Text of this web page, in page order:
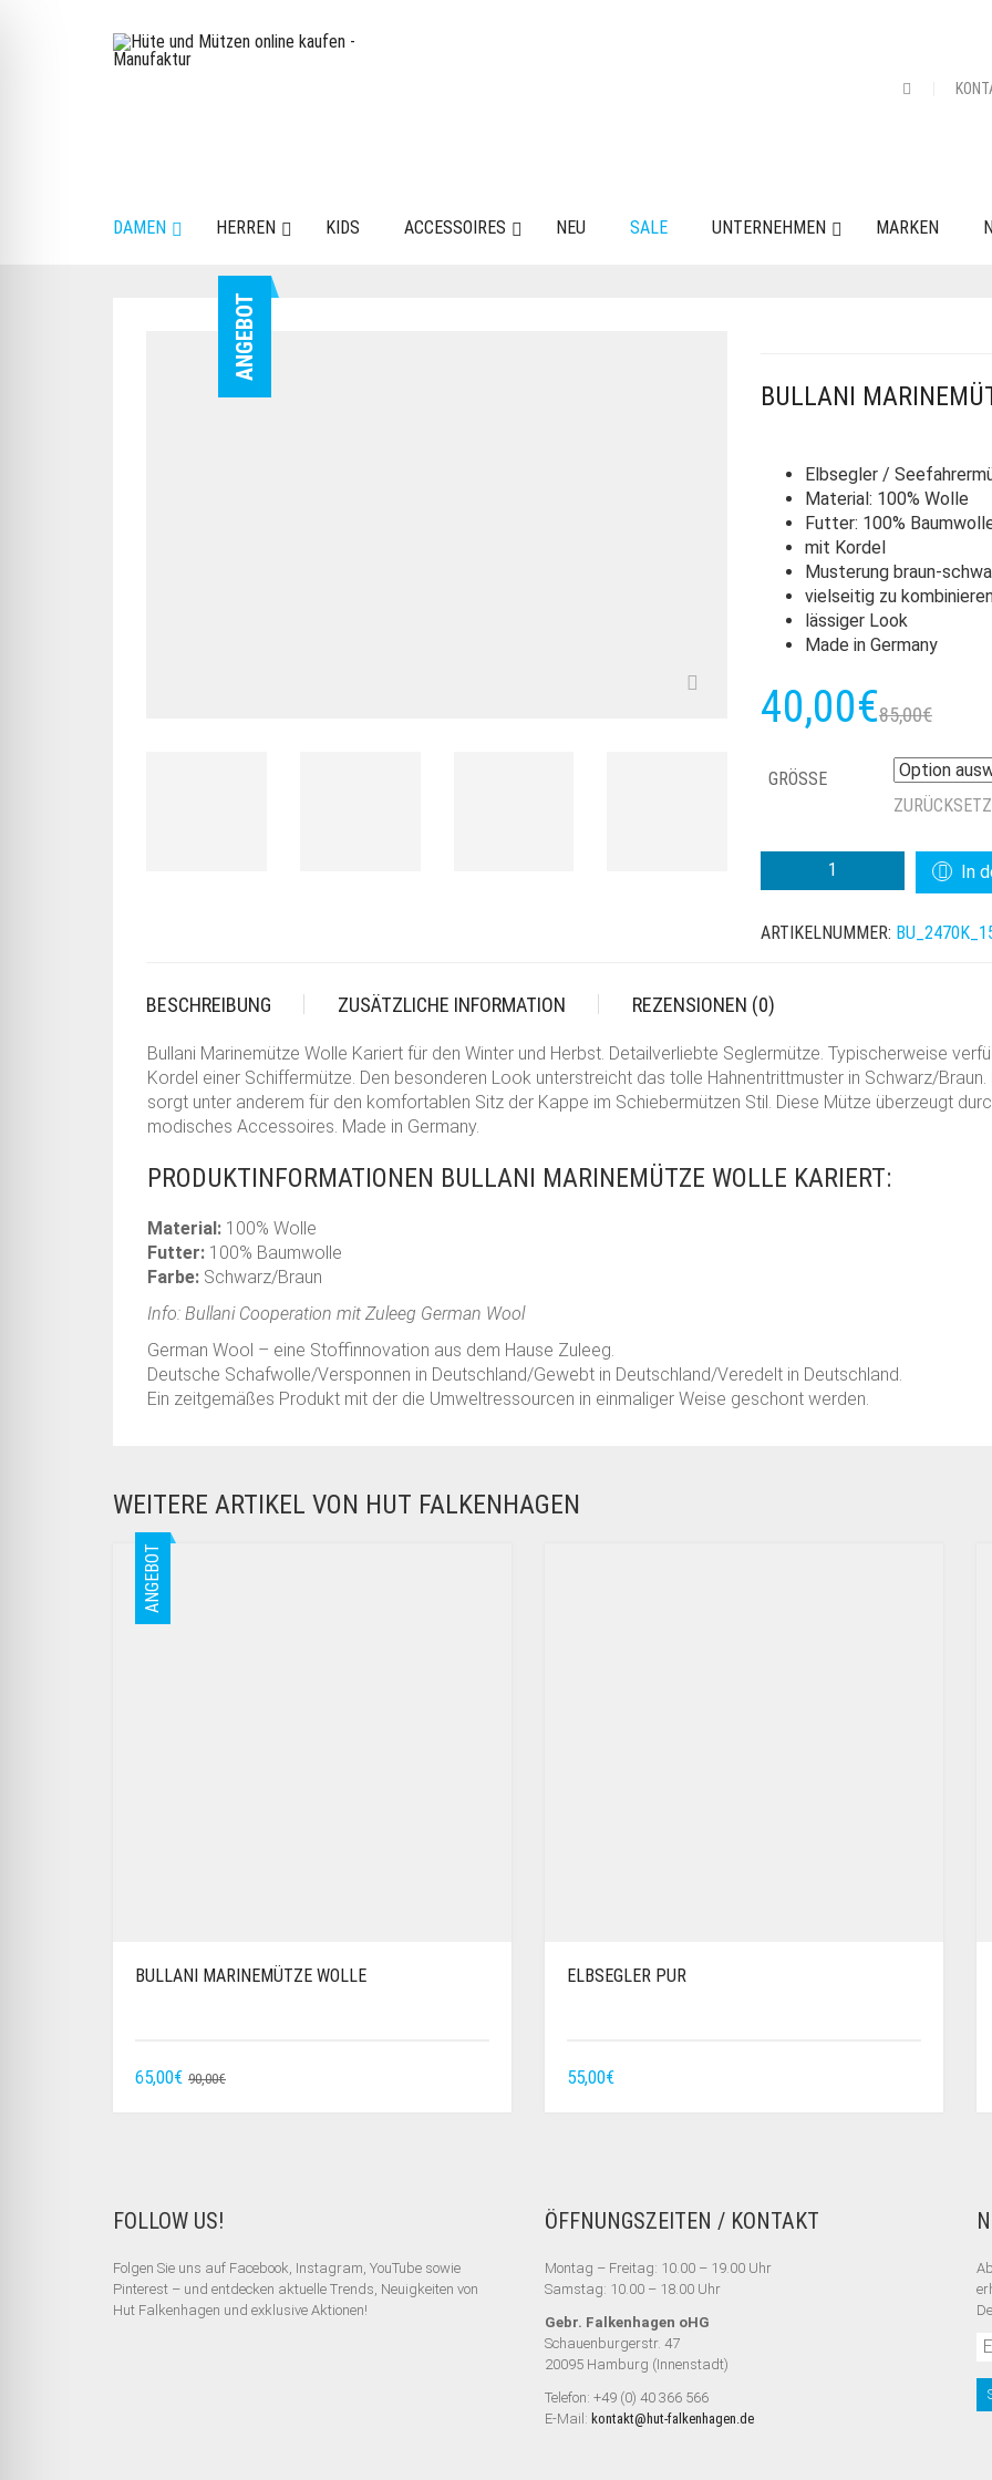
DAMEN HERREN KIDS ACCESSOIRES NEU SALE UNTERNEHMEN MARKEN
ANGEBOT
BULLANI
Elbsegler /
Material: 100% Wolle
Futter: 100%
mit Kordel
Musterung braun-
vielseitig zu
lässiger Look
Made in Germany
85,00€
40,00€
ist:
GRÖSSE
MARINEMÜTZE
KARIERT
In
ARTIKELNUMMER:
BESCHREIBUNG ZUSÄTZLICHE INFORMATION REZENSIONEN (0)
Bullani Marinemütze Wolle Kariert für den Winter und Herbst. Detailverliebte Seglermütze. Typischerweise
Kordel einer Schiffermütze. Den besonderen Look unterstreicht das tolle Hahnentrittmuster in Schwarz/
sorgt unter anderem für den komfortablen Sitz der Kappe im Schiebermützen Stil. Diese Mütze überzeugt
modisches Accessoires. Made in Germany.
PRODUKTINFORMATIONEN BULLANI MARINEMÜTZE WOLLE KARIERT:
Material: 100% Wolle
Futter: 100% Baumwolle
Farbe: Schwarz/Braun
Info: Bullani Cooperation mit Zuleeg German Wool
German Wool – eine Stoffinnovation aus dem Hause Zuleeg.
Deutsche Schafwolle/Versponnen in Deutschland/Gewebt in Deutschland/Veredelt in Deutschland.
Ein zeitgemäßes Produkt mit der die Umweltressourcen in einmaliger Weise geschont werden.
WEITERE ARTIKEL VON HUT FALKENHAGEN
ANGEBOT
BULLANI MARINEMÜTZE WOLLE
90,00€URSPRÜNGLICHER
65,00€
AKTUELLER
ELBSEGLER PUR
55,00€
FOLLOW US!
Folgen Sie uns auf Facebook, Instagram, YouTube sowie
Pinterest – und entdecken aktuelle Trends, Neuigkeiten von
Hut Falkenhagen und exklusive Aktionen!
ÖFFNUNGSZEITEN / KONTAKT
Montag – Freitag: 10.00 – 19.00 Uhr
Samstag: 10.00 – 18.00 Uhr
Gebr. Falkenhagen oHG
Schauenburgerstr. 47
20095 Hamburg (Innenstadt)
Telefon: +49 (0) 40 366 566
E-Mail: kontakt@hut-falkenhagen.de